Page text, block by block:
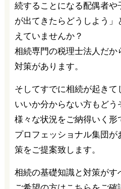
続することになる配偶者や
が出てきたらどうしよう
えていませんか？
相続専門の税理士法人だ
対策があります。
そしてすでに相続が起きて
いいか分からない方もどう
様々な状況をご納得いく
プロフェッショナル集団
策をご提案致します。
相続の基礎知識と対策がす